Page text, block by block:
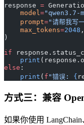
response =
    model
="qwen3.7-
    prompt
="请帮我写
    max_tokens
=2048 ,
)
if
    print
else :
    print
( f "错误: {
方式三：兼容
如果你使用 LangChain